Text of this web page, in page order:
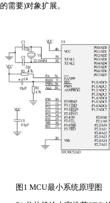
的需要)对象扩展。
图1 MCU最小系统原理图